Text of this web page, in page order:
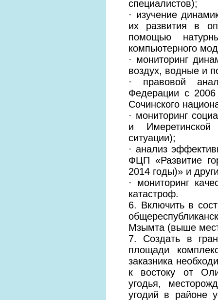
специалистов);
· изучение
их развития в
помощью
компьютерного
· мониторинг
воздух, водные и
· правовой
Федерации с
Сочинского
· мониторинг
и Имеретинской
ситуации);
· анализ
ФЦП «Развитие
2014 годы)» и
· мониторинг
катастроф.
6. Включить в
Мзымта (выше
7. Создать в
площади
заказника
к востоку от
угодья,
угодий в районе